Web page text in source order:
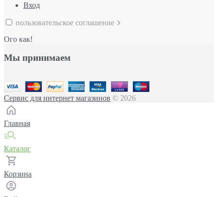
Вход
пользовательское соглашение
Ого как!
Мы принимаем
Сервис для интернет магазинов © 2026
Главная
Каталог
Корзина